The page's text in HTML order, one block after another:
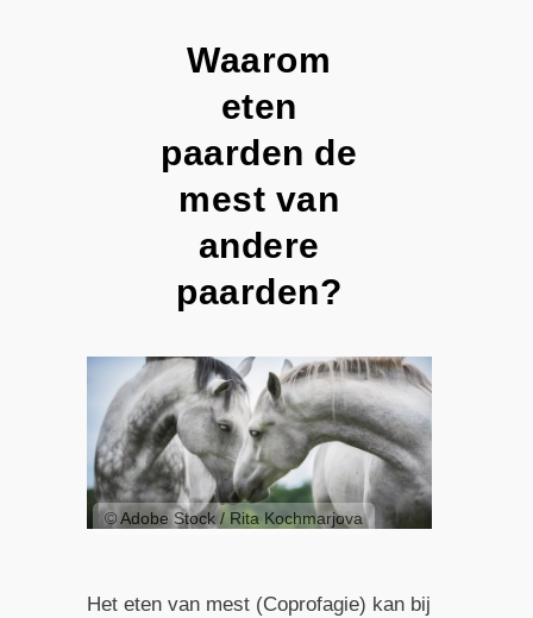
Waarom
eten
paarden de
mest van
andere
paarden?
© Adobe Stock / Rita Kochmarjova
Het eten van mest (Coprofagie) kan bij